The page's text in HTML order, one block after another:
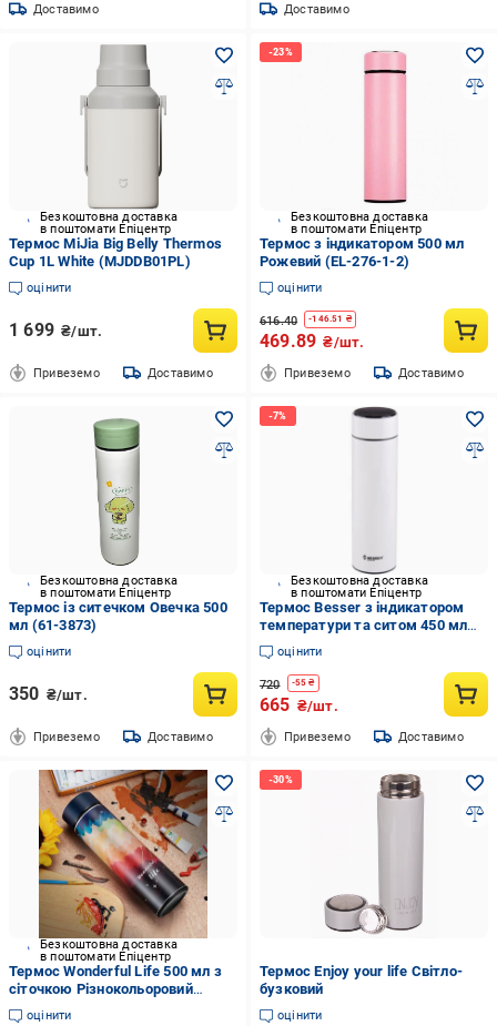
Доставимо Доставимо
Безкоштовна доставка
в поштомати Епіцентр
Термос MiJia Big Belly Thermos
Cup 1L White (MJDDB01PL)
оцінити
1 699 ₴/шт.
Привеземо Доставимо
Безкоштовна доставка
в поштомати Епіцентр
Термос з індикатором 500 мл
Рожевий (EL-276-1-2)
оцінити
616.40 -146.51 ₴
469.89 ₴/шт.
Привеземо Доставимо
Безкоштовна доставка
в поштомати Епіцентр
Термос із ситечком Овечка 500
мл (61-3873)
оцінити
350 ₴/шт.
Привеземо Доставимо
Безкоштовна доставка
в поштомати Епіцентр
Термос Besser з індикатором
температури та ситом 450 мл
White (46925)
оцінити
720 -55 ₴
665 ₴/шт.
Привеземо Доставимо
Безкоштовна доставка
в поштомати Епіцентр
Термос Wonderful Life 500 мл з
сіточкою Різнокольоровий
(1085202586)
оцінити
Термос Enjoy your life Світло-
бузковий
оцінити